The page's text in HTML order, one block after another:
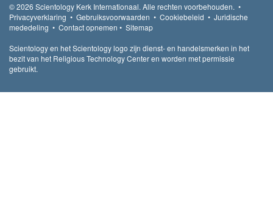
© 2026 Scientology Kerk Internationaal. Alle rechten voorbehouden. •
Privacyverklaring • Gebruiksvoorwaarden • Cookiebeleid • Juridische
mededeling • Contact opnemen • Sitemap
Scientology en het Scientology logo zijn dienst- en handelsmerken in het
bezit van het Religious Technology Center en worden met permissie
gebruikt.